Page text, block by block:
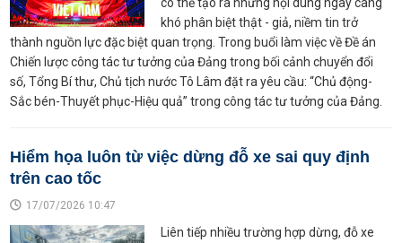
khó phân biệt thật - giả, niềm tin trở
thành nguồn lực đặc biệt quan trọng. Trong buổi làm việc về Đề án
Chiến lược công tác tư tưởng của Đảng trong bối cảnh chuyển đổi
số, Tổng Bí thư, Chủ tịch nước Tô Lâm đặt ra yêu cầu: “Chủ động-
Sắc bén-Thuyết phục-Hiệu quả” trong công tác tư tưởng của Đảng.
Hiểm họa luôn từ việc dừng đỗ xe sai quy định
trên cao tốc
17/07/2026 10:47
Liên tiếp nhiều trường hợp dừng, đỗ xe